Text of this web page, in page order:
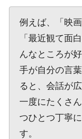
例えば、「映
「最近観て面
んなところが
手が自分の言
ると、会話が
一度にたくさ
つひとつ丁寧
す。